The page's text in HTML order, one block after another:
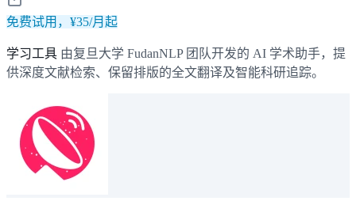
免费试用，¥35/月起
学习工具 由复旦大学 FudanNLP 团队开发的 AI 学术助手，提
供深度文献检索、保留排版的全文翻译及智能科研追踪。